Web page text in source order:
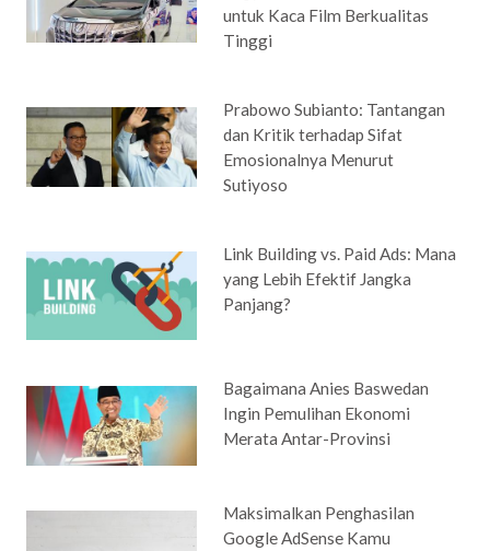
untuk Kaca Film Berkualitas
Tinggi
Prabowo Subianto: Tantangan
dan Kritik terhadap Sifat
Emosionalnya Menurut
Sutiyoso
Link Building vs. Paid Ads: Mana
yang Lebih Efektif Jangka
Panjang?
Bagaimana Anies Baswedan
Ingin Pemulihan Ekonomi
Merata Antar-Provinsi
Maksimalkan Penghasilan
Google AdSense Kamu